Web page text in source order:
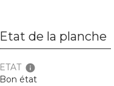
Etat de la planche
ETAT info
Bon état